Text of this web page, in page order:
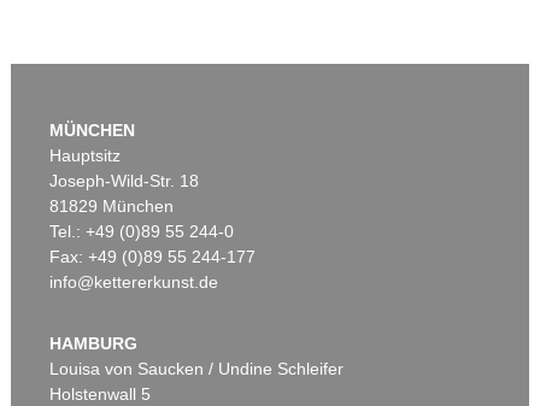
MÜNCHEN
Hauptsitz
Joseph-Wild-Str. 18
81829 München
Tel.: +49 (0)89 55 244-0
Fax: +49 (0)89 55 244-177
info@kettererkunst.de
HAMBURG
Louisa von Saucken / Undine Schleifer
Holstenwall 5